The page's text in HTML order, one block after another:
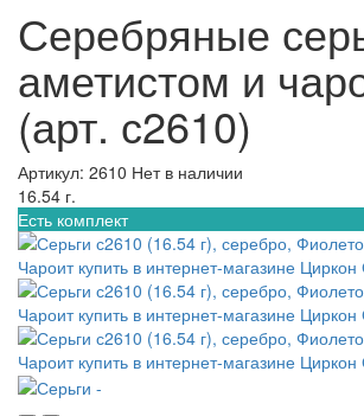
Серебряные
аметистом и
(арт. с2610)
Артикул: 2610 Нет в наличии
16.54 г.
Есть комплект